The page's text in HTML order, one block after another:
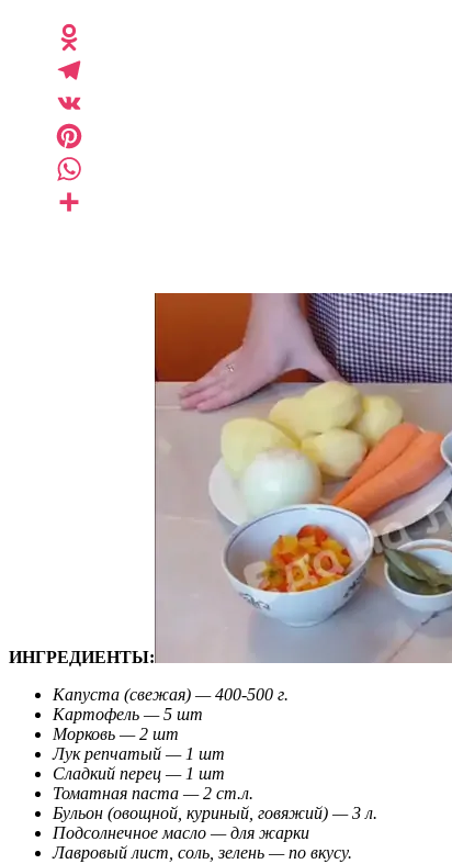
ИНГРЕДИЕНТЫ:
Капуста (свежая) — 400-500 г.
Картофель — 5 шт
Морковь — 2 шт
Лук репчатый — 1 шт
Сладкий перец — 1 шт
Томатная паста — 2 ст.л.
Бульон (овощной, куриный, говяжий) — 3 л.
Подсолнечное масло — для жарки
Лавровый лист, соль, зелень — по вкусу.